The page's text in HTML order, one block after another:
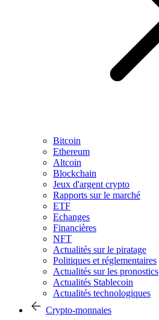
Bitcoin
Ethereum
Altcoin
Blockchain
Jeux d'argent crypto
Rapports sur le marché
ETF
Echanges
Financières
NFT
Actualités sur le piratage
Politiques et réglementaires
Actualités sur les pronostics
Actualités Stablecoin
Actualités technologiques
Crypto-monnaies